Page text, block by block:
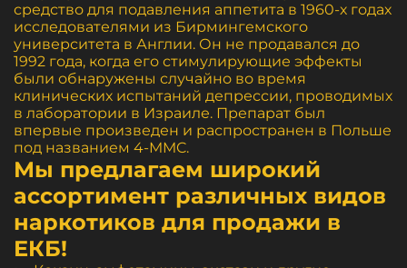
средство для подавления аппетита в 1960-х годах
исследователями из Бирмингемского
университета в Англии. Он не продавался до
1992 года, когда его стимулирующие эффекты
были обнаружены случайно во время
клинических испытаний депрессии, проводимых
в лаборатории в Израиле. Препарат был
впервые произведен и распространен в Польше
под названием 4-MMC.
Мы предлагаем широкий
ассортимент различных видов
наркотиков для продажи в
ЕКБ!